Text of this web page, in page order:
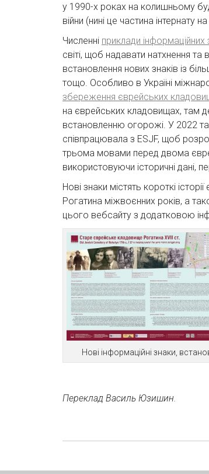
у 1990-х роках на колишньому
війни (нині це частина інтернату
Численні приклади
світі, щоб надавати натхнення
встановлення нових знаків із
тощо. Особливо в Україні
збереження єврейських
на єврейських кладовищах, там
встановленню огорожі. У 2022
співпрацювала з ESJF, щоб
трьома мовами перед двома
використовуючи історичні дані,
Нові знаки містять короткі
Рогатина міжвоєнних років, а
цього вебсайту з додатковою
Нові інформаційні знаки,
Переклад Василь Юзишин.